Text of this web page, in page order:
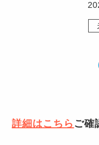
詳細はこちら ご確